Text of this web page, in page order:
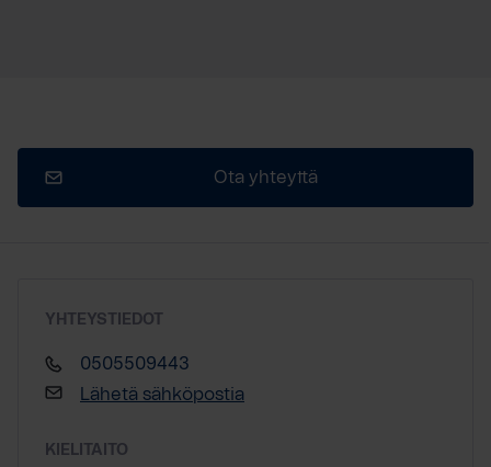
Ota yhteyttä
YHTEYSTIEDOT
0505509443
Lähetä sähköpostia
KIELITAITO